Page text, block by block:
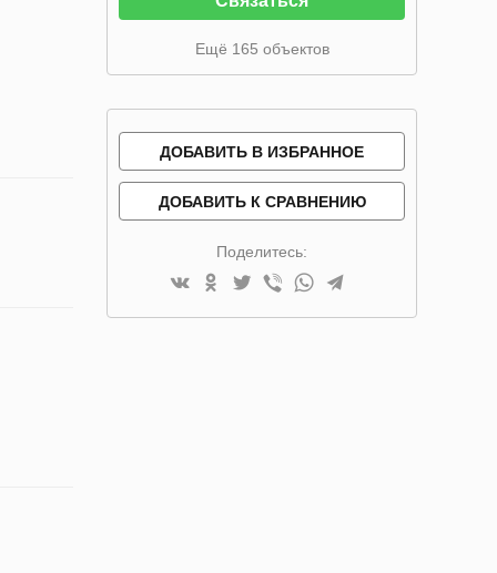
Ещё 165 объектов
ДОБАВИТЬ В ИЗБРАННОЕ
ДОБАВИТЬ К СРАВНЕНИЮ
Поделитесь: